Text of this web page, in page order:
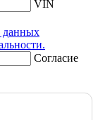
VIN
данных
Согласие